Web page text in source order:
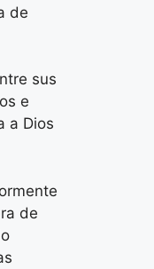
de
sus
e
a Dios
de